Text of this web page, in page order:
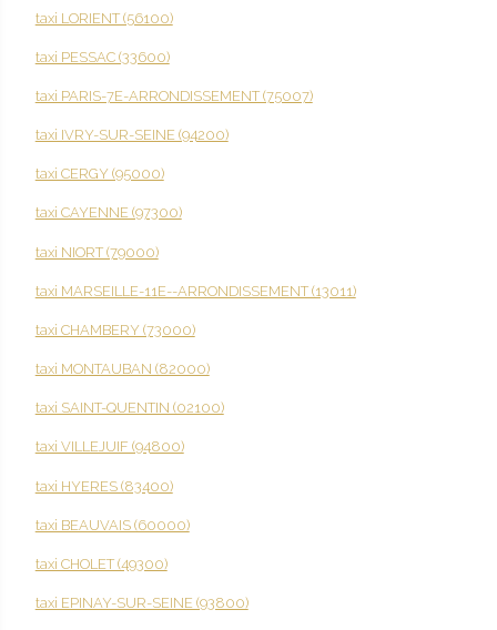
taxi LORIENT (56100)
taxi PESSAC (33600)
taxi PARIS-7E-ARRONDISSEMENT (75007)
taxi IVRY-SUR-SEINE (94200)
taxi CERGY (95000)
taxi CAYENNE (97300)
taxi NIORT (79000)
taxi MARSEILLE-11E--ARRONDISSEMENT (13011)
taxi CHAMBERY (73000)
taxi MONTAUBAN (82000)
taxi SAINT-QUENTIN (02100)
taxi VILLEJUIF (94800)
taxi HYERES (83400)
taxi BEAUVAIS (60000)
taxi CHOLET (49300)
taxi EPINAY-SUR-SEINE (93800)